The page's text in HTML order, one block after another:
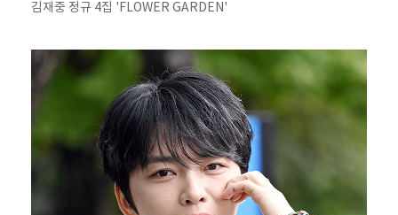
김재중 정규 4집 'FLOWER GARDEN'